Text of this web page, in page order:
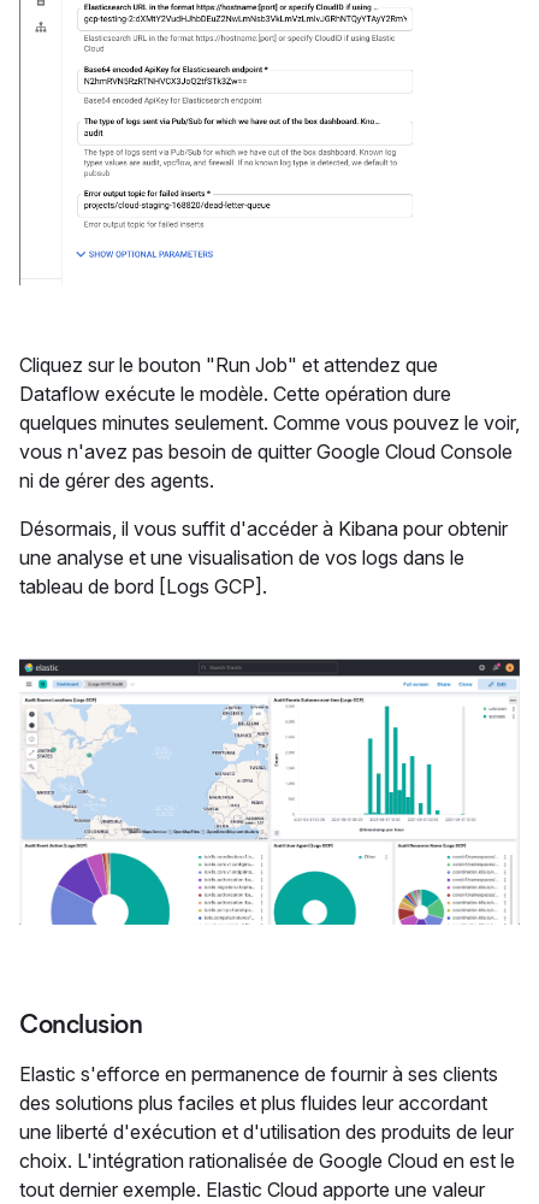
Cliquez sur le bouton "Run Job" et attendez que
Dataflow exécute le modèle. Cette opération dure
quelques minutes seulement. Comme vous pouvez le voir,
vous n'avez pas besoin de quitter Google Cloud Console
ni de gérer des agents.
Désormais, il vous suffit d'accéder à Kibana pour obtenir
une analyse et une visualisation de vos logs dans le
tableau de bord [Logs GCP].
Conclusion
Elastic s'efforce en permanence de fournir à ses clients
des solutions plus faciles et plus fluides leur accordant
une liberté d'exécution et d'utilisation des produits de leur
choix. L'intégration rationalisée de Google Cloud en est le
tout dernier exemple. Elastic Cloud apporte une valeur